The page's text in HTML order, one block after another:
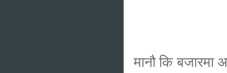
मानौ कि